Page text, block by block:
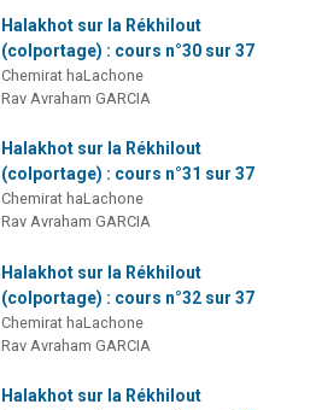
Halakhot sur la Rékhilout
(colportage) : cours n°30 sur 37
Chemirat haLachone
Rav Avraham GARCIA
Halakhot sur la Rékhilout
(colportage) : cours n°31 sur 37
Chemirat haLachone
Rav Avraham GARCIA
Halakhot sur la Rékhilout
(colportage) : cours n°32 sur 37
Chemirat haLachone
Rav Avraham GARCIA
Halakhot sur la Rékhilout